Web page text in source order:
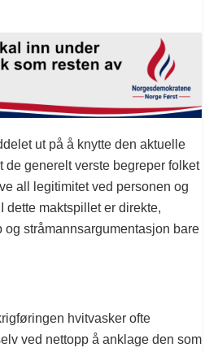
ut på å knytte den aktuelle
de generelt verste begreper folket
all legitimitet ved personen og
dette maktspillet er direkte,
og stråmannsargumentasjon bare
hvitvasker ofte
ved nettopp å anklage den som